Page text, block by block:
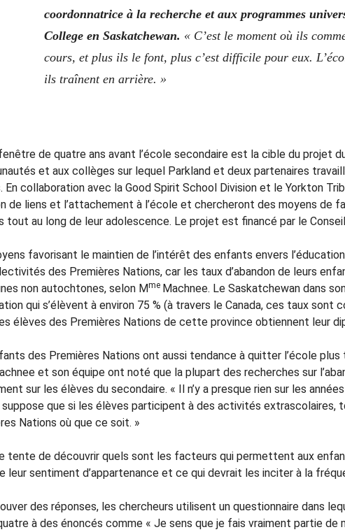
coordonnatrice à la recherche et aux programmes
College en Saskatchewan. « C’est le moment où ils
cours, et plus ils le font, plus c’est difficile pour eux.
ils traînent en arrière. »
de quatre ans avant l’école secondaire est la cible du projet
et aux collèges sur lequel Parkland et deux partenaires
En collaboration avec la Good Spirit School Division et le Yorkton
de liens et l’attachement à l’école et chercheront des moyens de
tout au long de leur adolescence. Le projet est financé par le
favorisant le maintien de l’intérêt des enfants envers
des Premières Nations, car les taux d’abandon de leurs
non autochtones, selon Mme Machnee. Le Saskatchewan dans
qui s’élèvent à environ 75 % (à travers le Canada, ces taux sont
élèves des Premières Nations de cette province obtiennent leur
des Premières Nations ont aussi tendance à quitter l’école
et son équipe ont noté que la plupart des recherches sur
sur les élèves du secondaire. « Il n’y a presque rien sur les
que si les élèves participent à des activités extrascolaires,
Nations où que ce soit. »
tente de découvrir quels sont les facteurs qui permettent aux
leur sentiment d’appartenance et ce qui devrait les inciter à la
des réponses, les chercheurs utilisent un questionnaire dans
à des énoncés comme « Je sens que je fais vraiment partie de